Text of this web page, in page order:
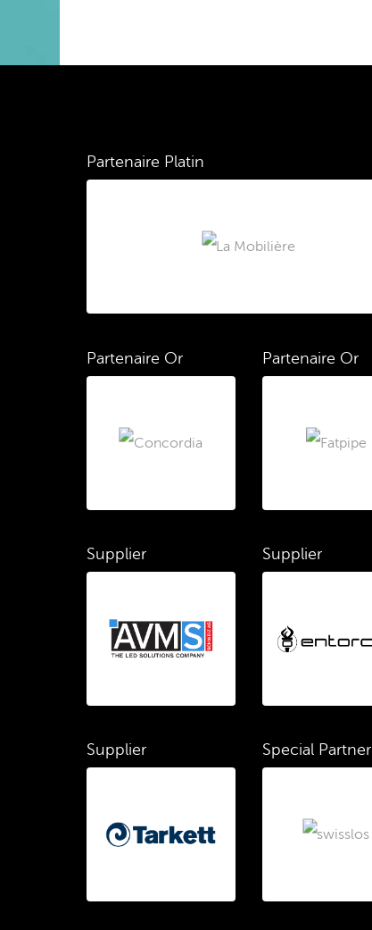
Partenaire Platin
Partenaire Or Partenaire Or
Supplier Supplier
Supplier Special Partner